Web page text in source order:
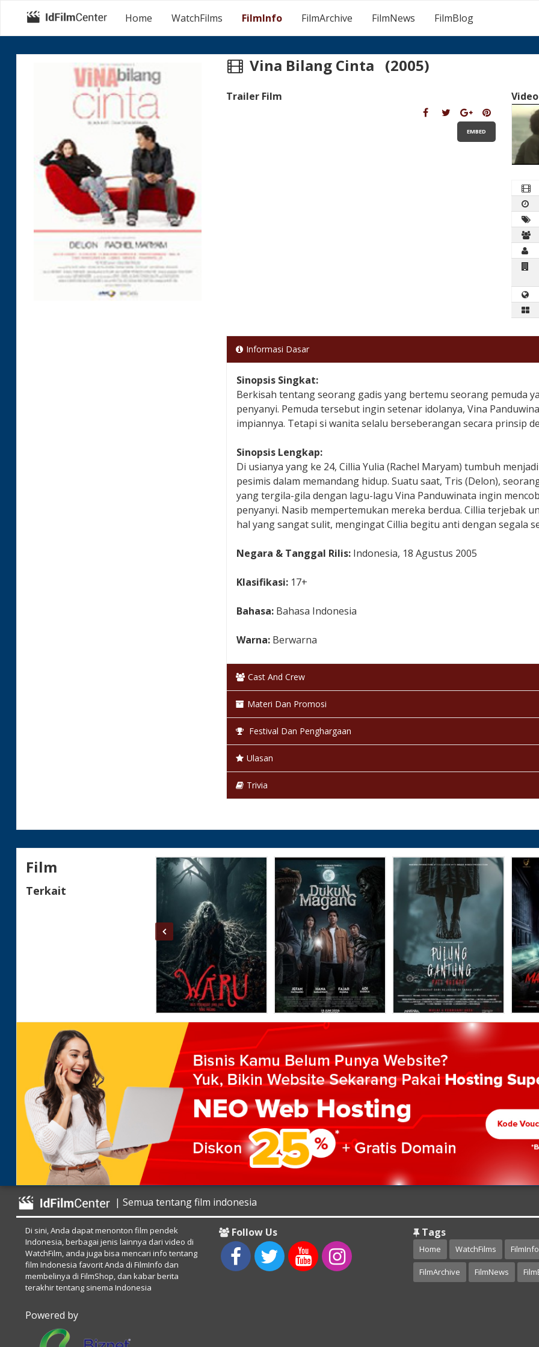
Home WatchFilms FilmInfo FilmArchive FilmNews FilmBlog
Vina Bilang Cinta (2005)
Trailer Film
EMBED
Informasi Dasar
Sinopsis Singkat:
Berkisah tentang seorang gadis yang bertemu seorang pemuda
penyanyi. Pemuda tersebut ingin setenar idolanya, Vina
impiannya. Tetapi si wanita selalu berseberangan secara prinsip
Sinopsis Lengkap:
Di usianya yang ke 24, Cillia Yulia (Rachel Maryam) tumbuh
pesimis dalam memandang hidup. Suatu saat, Tris (Delon),
yang tergila-gila dengan lagu-lagu Vina Panduwinata ingin
penyanyi. Nasib mempertemukan mereka berdua. Cillia terjebak
hal yang sangat sulit, mengingat Cillia begitu anti dengan segala
Negara & Tanggal Rilis: Indonesia, 18 Agustus 2005
Klasifikasi: 17+
Bahasa: Bahasa Indonesia
Warna: Berwarna
Cast And Crew
Materi Dan Promosi
Festival Dan Penghargaan
Ulasan
Trivia
Film
Terkait
| Semua tentang film indonesia
Di sini, Anda dapat menonton film pendek
Indonesia, berbagai jenis lainnya dari video di
WatchFilm, anda juga bisa mencari info tentang
film Indonesia favorit Anda di FilmInfo dan
membelinya di FilmShop, dan kabar berita
terakhir tentang sinema Indonesia
Powered by
Follow Us Tags
Home WatchFilms FilmInfo
FilmArchive FilmNews